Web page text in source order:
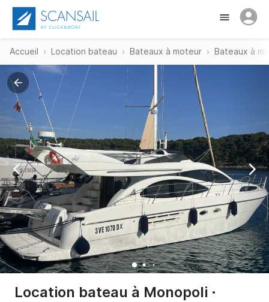
Accueil Location bateau Bateaux à moteur Bateaux à
Location bateau à Monopoli ·